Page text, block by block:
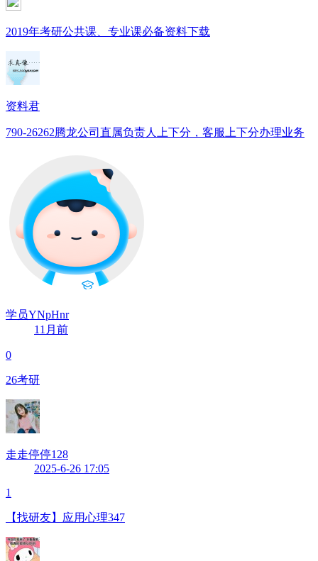
2019年考研公共课、专业课必备资料下载
资料君
790-26262腾龙公司直属负责人上下分，客服上下分办理业务
学员YNpHnr
11月前
0
26考研
走走停停128
2025-6-26 17:05
1
【找研友】应用心理347